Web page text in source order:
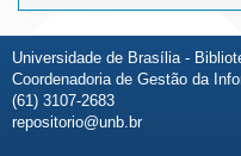
Universidade de Brasília -
Coordenadoria de Gestão da
(61) 3107-2683
repositorio@unb.br